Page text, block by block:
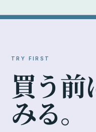
TRY FIRST
買う前
みる。